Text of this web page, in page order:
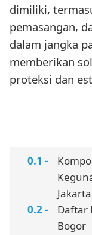
dimiliki,
pemasangan,
dalam jangka
memberikan
proteksi dan
Daftar
Bogor